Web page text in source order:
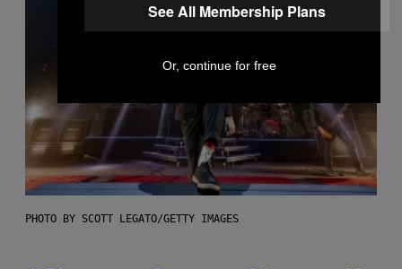
PHOTO BY SCOTT LEGATO/GETTY IMAGES
See All Membership Plans
Or, continue for free